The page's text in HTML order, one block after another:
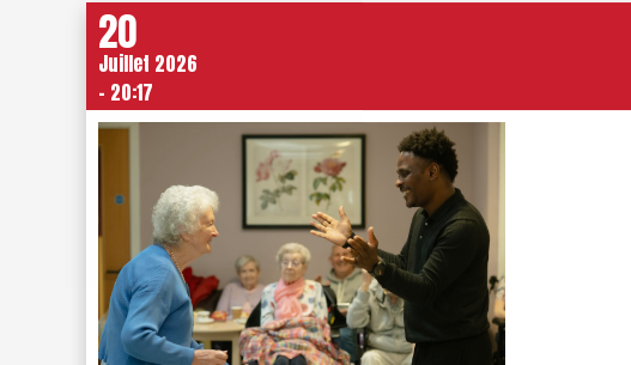
20
Juillet 2026
- 20:17